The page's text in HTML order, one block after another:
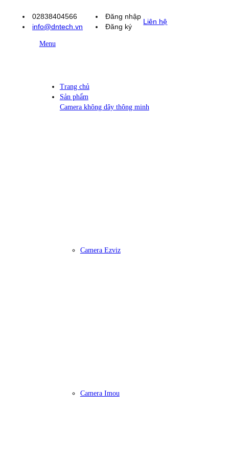
02838404566
info@dntech.vn
Đăng nhập
Đăng ký
Liên hệ
Menu
Trang chủ
Sản phẩm
Camera không dây thông minh
Camera Ezviz
Camera Imou